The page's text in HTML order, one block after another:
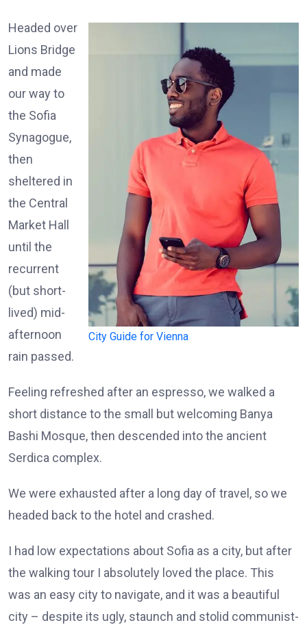
City Guide for Vienna
Headed over
Lions Bridge
and made
our way to
the Sofia
Synagogue,
then
sheltered in
the Central
Market Hall
until the
recurrent
(but short-
lived) mid-
afternoon
rain passed.
Feeling refreshed after an espresso, we walked a
short distance to the small but welcoming Banya
Bashi Mosque, then descended into the ancient
Serdica complex.
We were exhausted after a long day of travel, so we
headed back to the hotel and crashed.
I had low expectations about Sofia as a city, but after
the walking tour I absolutely loved the place. This
was an easy city to navigate, and it was a beautiful
city – despite its ugly, staunch and stolid communist-